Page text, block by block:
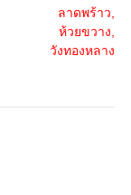
ลาดพร้าว,
ห้วยขวาง,
วังทองหลาง